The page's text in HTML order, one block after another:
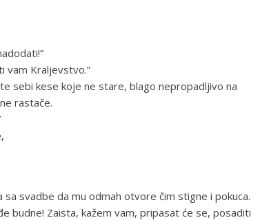
vam Kraljevstvo.”
sebi kese koje ne stare, blago nepropadljivo na
rastače.
svadbe da mu odmah otvore čim stigne i pokuca.
budne! Zaista, kažem vam, pripasat će se, posaditi